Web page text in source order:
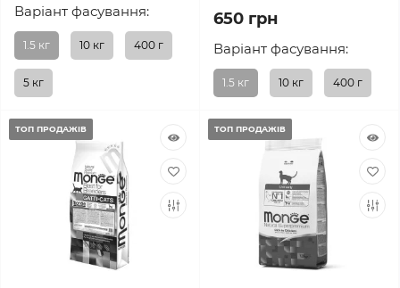
Варіант фасування:
1.5 кг 10 кг 400 г
5 кг
650 грн
Варіант фасування:
1.5 кг 10 кг 400 г
ТОП ПРОДАЖІВ ТОП ПРОДАЖІВ